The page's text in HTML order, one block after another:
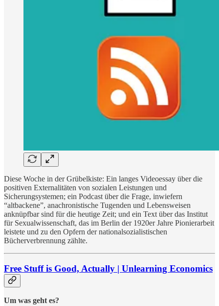
Diese Woche in der Grübelkiste: Ein langes Videoessay über die
positiven Externalitäten von sozialen Leistungen und
Sicherungsystemen; ein Podcast über die Frage, inwiefern
“altbackene”, anachronistische Tugenden und Lebensweisen
anknüpfbar sind für die heutige Zeit; und ein Text über das Institut
für Sexualwissenschaft, das im Berlin der 1920er Jahre Pionierarbeit
leistete und zu den Opfern der nationalsozialistischen
Bücherverbrennung zählte.
Free Stuff is Good, Actually | Unlearning Economics
Um was geht es?